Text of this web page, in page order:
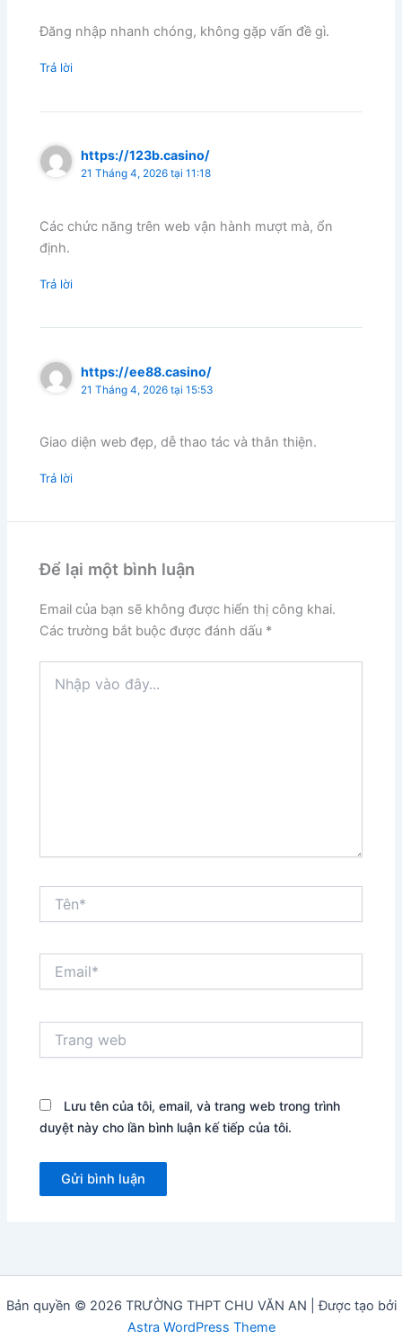
Đăng nhập nhanh chóng, không gặp vấn đề gì.
Trả lời
https://123b.casino/
21 Tháng 4, 2026 tại 11:18
Các chức năng trên web vận hành mượt mà, ổn
định.
Trả lời
https://ee88.casino/
21 Tháng 4, 2026 tại 15:53
Giao diện web đẹp, dễ thao tác và thân thiện.
Trả lời
Để lại một bình luận
Email của bạn sẽ không được hiển thị công khai.
Các trường bắt buộc được đánh dấu *
vào
web
Lưu tên của tôi, email, và trang web trong trình
duyệt này cho lần bình luận kế tiếp của tôi.
Bản quyền © 2026 TRƯỜNG THPT CHU VĂN AN | Được tạo bởi
Astra WordPress Theme